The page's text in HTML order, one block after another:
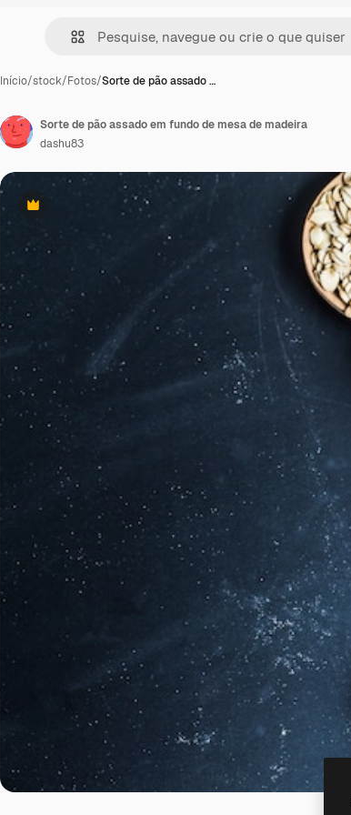
Início/stock/Fotos/Sorte de pão assado …
Premium
Sorte de pão assado em fundo de mesa de madeira
dashu83